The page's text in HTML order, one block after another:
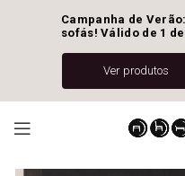
Campanha de
sofás! Válido de 1
Ver produtos